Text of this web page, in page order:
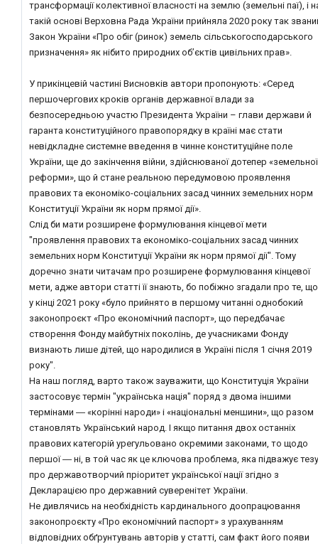
трансформації колективної власності на землю (земельні паї), і
такій основі Верховна Рада України прийняла 2020 року так
Закон України «Про обіг (ринок) земель сільськогосподарського
призначення» як нібито природних об’єктів цивільних прав».
У прикінцевій частині Висновків автори пропонують: «Серед
першочергових кроків органів державної влади за
безпосередньою участю Президента України – глави держави й
гаранта конституційного правопорядку в країні має стати
невідкладне системне введення в чинне конституційне поле
України, ще до закінчення війни, здійснюваної дотепер «земельної
реформи», що й стане реальною передумовою проявлення
правових та економіко-соціальних засад чинних земельних норм
Конституції України як норм прямої дії».
Слід би мати розширене формулювання кінцевої мети
"проявлення правових та економіко-соціальних засад чинних
земельних норм Конституції України як норм прямої дії". Тому
доречно знати читачам про розширене формулювання кінцевої
мети, адже автори статті її знають, бо побіжно згадали про те, що
у кінці 2021 року «було прийнято в першому читанні однобокий
законопроєкт «Про економічний паспорт», що передбачає
створення Фонду майбутніх поколінь, де учасниками Фонду
визнають лише дітей, що народилися в Україні після 1 січня 2019
року".
На наш погляд, варто також зауважити, що Конституція України
застосовує термін "українська нація" поряд з двома іншими
термінами ― «корінні народи» і «національні меншини», що разом
становлять Український народ. І якщо питання двох останніх
правових категорій урегульовано окремими законами, то щодо
першої ― ні, в той час як це ключова проблема, яка підважує тезу
про державотворчий пріоритет української нації згідно з
Декларацією про державний суверенітет України.
Не дивлячись на необхідність кардинального доопрацювання
законопроєкту «Про економічний паспорт» з урахуванням
відповідних обґрунтувань авторів у статті, сам факт його появи